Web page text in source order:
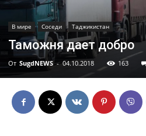
В мире Соседи Таджикистан
Таможня дает добро
От SugdNEWS - 04.10.2018 163